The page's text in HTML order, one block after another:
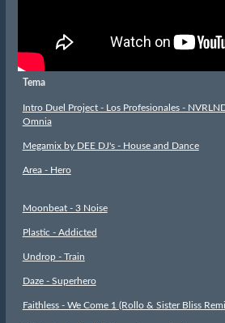
Tema
Intro Duel Project - Los Profesionales -
Omnia
Megamix by DEE DJ's - House and Dance
Area - Hero
Moonbeat - 3 Noise
Plastic - Addicted
Undrop - Train
Daze - Superhero
Faithless - We Come 1 (Rollo & Sister Bliss